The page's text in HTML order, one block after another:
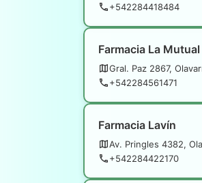
+542284418484
Farmacia La Mutual
Gral. Paz 2867,
+542284561471
Farmacia Lavín
Av. Pringles 4382,
+542284422170